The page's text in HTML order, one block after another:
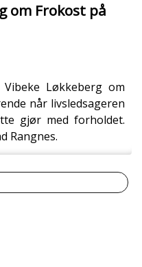
om Frokost på
Løkkeberg om
når livsledsageren
gjør med forholdet.
Rangnes.